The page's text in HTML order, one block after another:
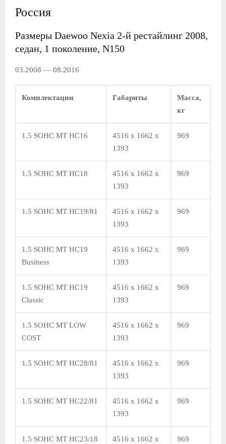
Россия
Размеры Daewoo Nexia 2-й рестайлинг 2008,
седан, 1 поколение, N150
03.2008 — 08.2016
Комплектации Габариты
Масса,
кг
1.5 SOHC MT HC16
4516 x 1662 x
1393
969
1.5 SOHC MT HC18
4516 x 1662 x
1393
969
1.5 SOHC MT HC19/81
4516 x 1662 x
1393
969
1.5 SOHC MT HC19
Business
4516 x 1662 x
1393
969
1.5 SOHC MT HC19
Classic
4516 x 1662 x
1393
969
1.5 SOHC MT LOW
COST
4516 x 1662 x
1393
969
1.5 SOHC MT HC28/81
4516 x 1662 x
1393
969
1.5 SOHC MT HC22/81
4516 x 1662 x
1393
969
1.5 SOHC MT HC23/18
4516 x 1662 x
969